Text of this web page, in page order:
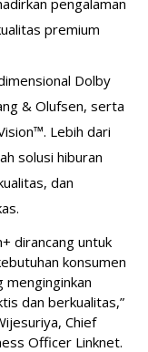
pengalaman
premium
Dolby
& Olufsen, serta
Lebih dari
solusi hiburan
dan
dirancang untuk
konsumen
menginginkan
dan berkualitas,”
Chief
Officer Linknet.